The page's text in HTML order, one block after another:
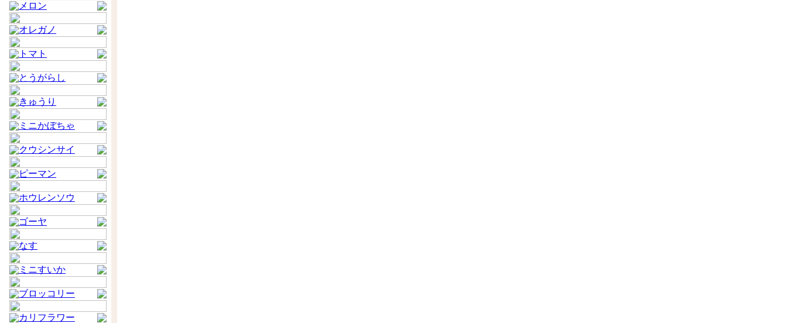
メロン
オレガノ
トマト
とうがらし
きゅうり
ミニかぼちゃ
クウシンサイ
ピーマン
ホウレンソウ
ゴーヤ
なす
ミニすいか
ブロッコリー
カリフラワー